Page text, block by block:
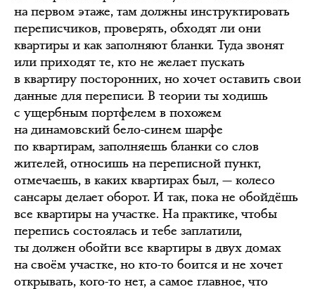
на первом этаже, там должны инструктировать
переписчиков, проверять, обходят ли они
квартиры и как заполняют бланки. Туда звонят
или приходят те, кто не желает пускать
в квартиру посторонних, но хочет оставить свои
данные для переписи. В теории ты ходишь
с ущербным портфелем в похожем
на динамовский бело-синем шарфе
по квартирам, заполняешь бланки со слов
жителей, относишь на переписной пункт,
отмечаешь, в каких квартирах был, — колесо
сансары делает оборот. И так, пока не обойдёшь
все квартиры на участке. На практике, чтобы
перепись состоялась и тебе заплатили,
ты должен обойти все квартиры в двух домах
на своём участке, но кто-то боится и не хочет
открывать, кого-то нет, а самое главное, что